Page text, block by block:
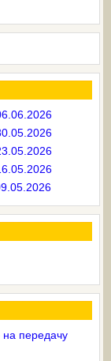
на передачу